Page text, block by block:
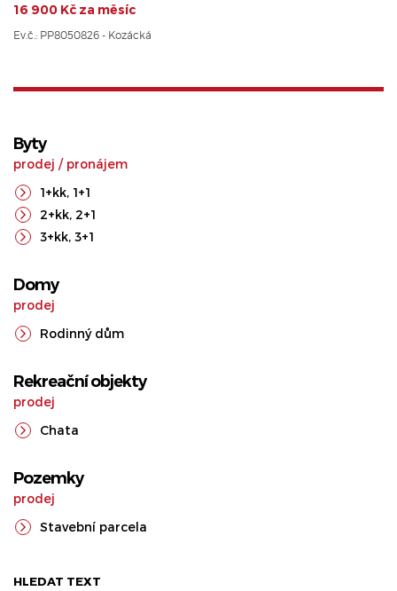
16 900 Kč za měsíc
Ev.č.: PP8050826 - Kozácká
Byty
prodej / pronájem
1+kk, 1+1
2+kk, 2+1
3+kk, 3+1
Domy
prodej
Rodinný dům
Rekreační objekty
prodej
Chata
Pozemky
prodej
Stavební parcela
HLEDAT TEXT